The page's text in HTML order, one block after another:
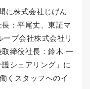
に株式会社じげん
：平尾丈、東証マ
プ会社株式会社リ
締役社長：鈴木 一
シェアリング」に
くスタッフへのイ